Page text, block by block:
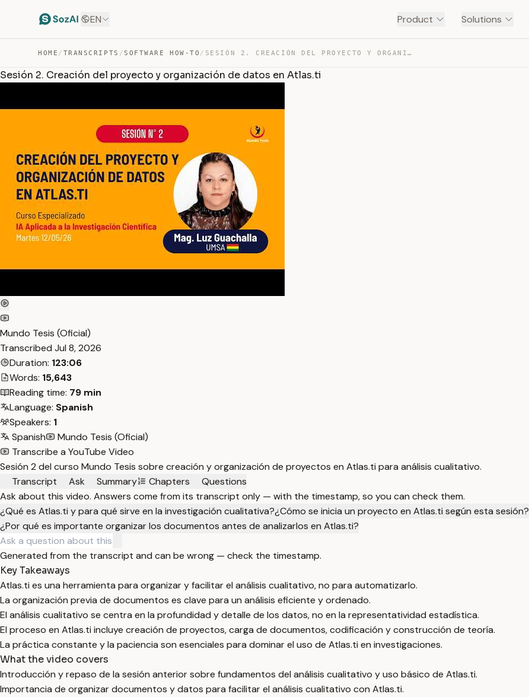
EN Product Solutions
HOME / TRANSCRIPTS /SOFTWARE HOW-TO / SESIÓN 2. CREACIÓN DEL PROYECTO Y ORGANIZACIÓN DE DATOS… — TRANSCRIPT
Sesión 2. Creación del proyecto y organización de datos en Atlas.ti
Mundo Tesis (Oficial)
Transcribed Jul 8, 2026
Duration: 123:06
Words: 15,643
Reading time: 79 min
Language: Spanish
Speakers: 1
Spanish
Mundo Tesis (Oficial)
Transcribe a YouTube Video
Sesión 2 del curso Mundo Tesis sobre creación y organización de proyectos en Atlas.ti para análisis cualitativo.
Transcript
Ask Summary Chapters
Questions
Ask about this video. Answers come from its transcript only — with the timestamp, so you can check them.
¿Qué es Atlas.ti y para qué sirve en la investigación cualitativa?¿Cómo se inicia un proyecto en Atlas.ti según esta sesión?
¿Por qué es importante organizar los documentos antes de analizarlos en Atlas.ti?
Generated from the transcript and can be wrong — check the timestamp.
Key Takeaways
Atlas.ti es una herramienta para organizar y facilitar el análisis cualitativo, no para automatizarlo.
La organización previa de documentos es clave para un análisis eficiente y ordenado.
El análisis cualitativo se centra en la profundidad y detalle de los datos, no en la representatividad estadística.
El proceso en Atlas.ti incluye creación de proyectos, carga de documentos, codificación y construcción de teoría.
La práctica constante y la paciencia son esenciales para dominar el uso de Atlas.ti en investigaciones.
What the video covers
Introducción y repaso de la sesión anterior sobre fundamentos del análisis cualitativo y uso básico de Atlas.ti.
Importancia de organizar documentos y datos para facilitar el análisis cualitativo con Atlas.ti.